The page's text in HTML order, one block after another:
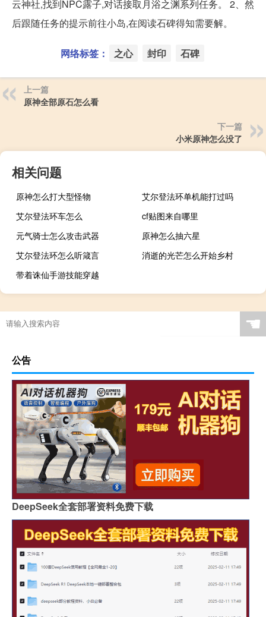
云神社,找到NPC露子,对话接取月浴之渊系列任务。 2、然
后跟随任务的提示前往小岛,在阅读石碑得知需要解。
网络标签： 之心 封印 石碑
上一篇
原神全部原石怎么看
下一篇
小米原神怎么没了
相关问题
原神怎么打大型怪物
艾尔登法环单机能打过吗
艾尔登法环车怎么
cf贴图来自哪里
元气骑士怎么攻击武器
原神怎么抽六星
艾尔登法环怎么听箴言
消逝的光芒怎么开始乡村
带着诛仙手游技能穿越
☚
公告
DeepSeek全套部署资料免费下载